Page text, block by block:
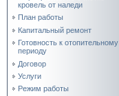
кровель от наледи
План работы
Капитальный ремонт
Готовность к отопительному
периоду
Договор
Услуги
Режим работы